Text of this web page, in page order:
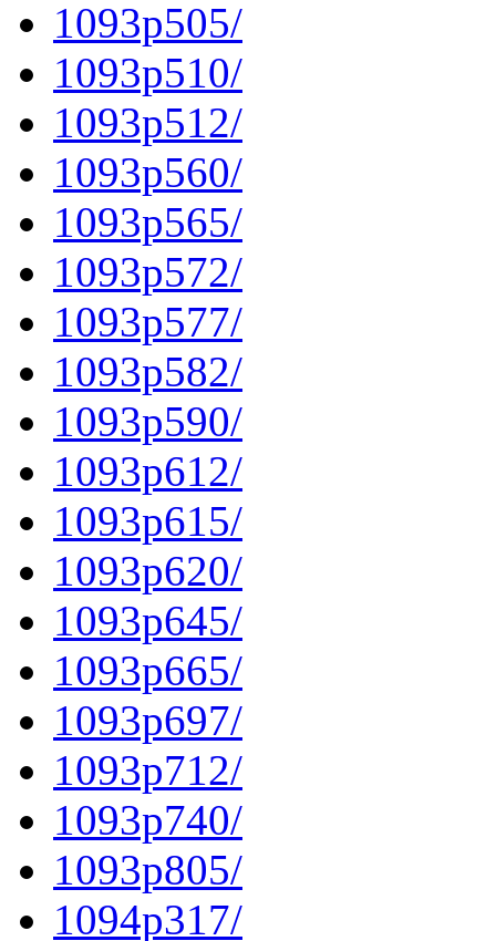
1093p505/
1093p510/
1093p512/
1093p560/
1093p565/
1093p572/
1093p577/
1093p582/
1093p590/
1093p612/
1093p615/
1093p620/
1093p645/
1093p665/
1093p697/
1093p712/
1093p740/
1093p805/
1094p317/